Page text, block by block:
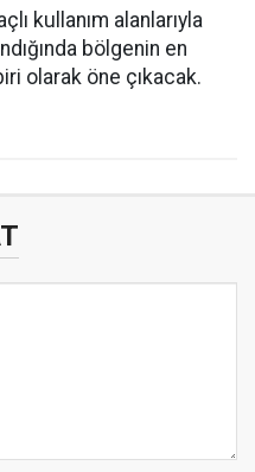
kullanım alanlarıyla
bölgenin en
olarak öne çıkacak.